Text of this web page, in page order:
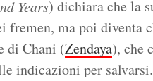
Years) dichiara che la
fremen, ma poi diventa
di Chani (Zendaya), che
indicazioni per